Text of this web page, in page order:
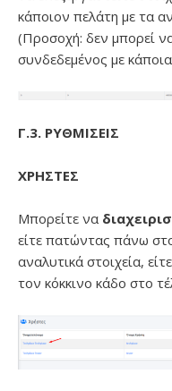
κάποιον πελάτη με τα
(Προσοχή: δεν μπορεί
συνδεδεμένος με
Γ.3. ΡΥΘΜΙΣΕΙΣ
ΧΡΗΣΤΕΣ
Μπορείτε να
είτε πατώντας πάνω
αναλυτικά στοιχεία, είτε
τον κόκκινο κάδο στο